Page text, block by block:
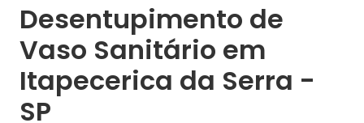
Desentupimento de
Vaso Sanitário em
Itapecerica da Serra -
SP